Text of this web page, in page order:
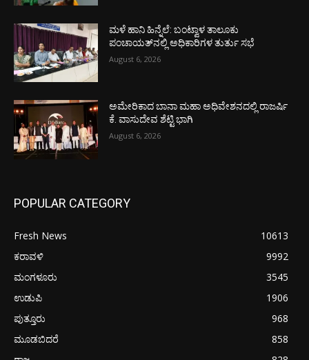
ಮಳೆ ಹಾನಿ ಹಿನ್ನೆಲೆ: ಬಂಟ್ವಾಳ ತಾಲೂಕು
ಪಂಚಾಯತ್‌ನಲ್ಲಿ ಅಧಿಕಾರಿಗಳ ತುರ್ತು ಸಭೆ
August 6, 2026
ಅಮೇರಿಕಾದ ಬಾನಾ ಮಹಾ ಅಧಿವೇಶನದಲ್ಲಿ ರಾಜರ್ಷಿ
ಕೆ. ವಾಸುದೇವ ಶೆಟ್ಟಿ ಭಾಗಿ
August 6, 2026
POPULAR CATEGORY
Fresh News
10613
ಕರಾವಳಿ
9992
ಮಂಗಳೂರು
3545
ಉಡುಪಿ
1906
ಪುತ್ತೂರು
968
ಮೂಡಬಿದರೆ
858